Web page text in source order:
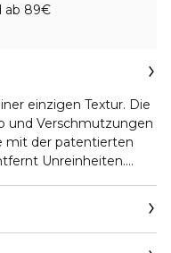
ab 89€
einzigen Textur. Die
und Verschmutzungen
mit der patentierten
Unreinheiten.